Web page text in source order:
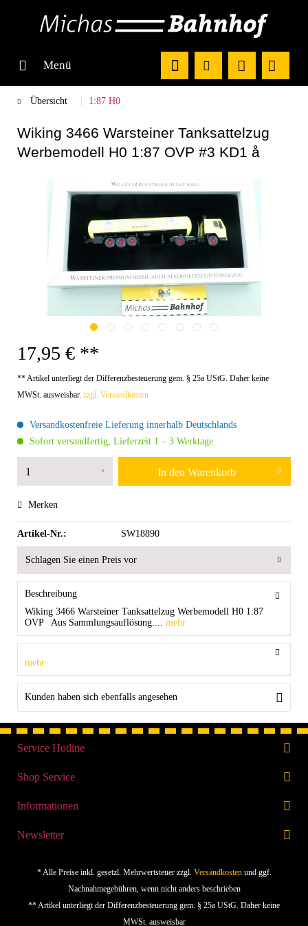
Menü
Übersicht 1:87 H0
Wiking 3466 Warsteiner Tanksattelzug
Werbemodell H0 1:87 OVP #3 KD1 å
17,95 € **
** Artikel unterliegt der Differenzbesteuerung gem. § 25a UStG. Daher keine
MWSt. ausweisbar. zzgl. Versandkosten
Versandkostenfreie Lieferung innerhalb Deutschlands
Sofort versandfertig, Lieferzeit 1 – 3 Werktage
In den Warenkorb
Merken
Artikel-Nr.: SW18890
Schlagen Sie einen Preis vor
Beschreibung
Wiking 3466 Warsteiner Tanksattelzug Werbemodell H0 1:87
OVP Aus Sammlungsauflösung.... mehr
mehr
Kunden haben sich ebenfalls angesehen
Service Hotline
Shop Service
Informationen
Newsletter
* Alle Preise inkl. gesetzl. Mehrwertsteuer zzgl. Versandkostenund ggf.
Nachnahmegebühren, wenn nicht anders beschrieben
** Artikel unterliegt der Differenzbesteuerung gem. § 25a UStG. Daher keine
MWSt. ausweisbar